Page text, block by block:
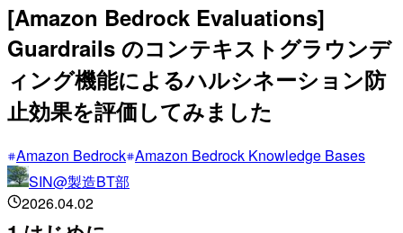
[Amazon Bedrock Evaluations]
Guardrails のコンテキストグラウンデ
ィング機能によるハルシネーション防
止効果を評価してみました
Amazon Bedrock Amazon Bedrock Knowledge Bases
SIN@製造BT部
2026.04.02